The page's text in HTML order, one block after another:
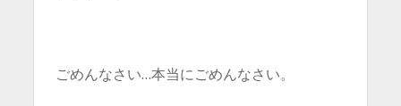
ごめんなさい…本当にごめんなさい。